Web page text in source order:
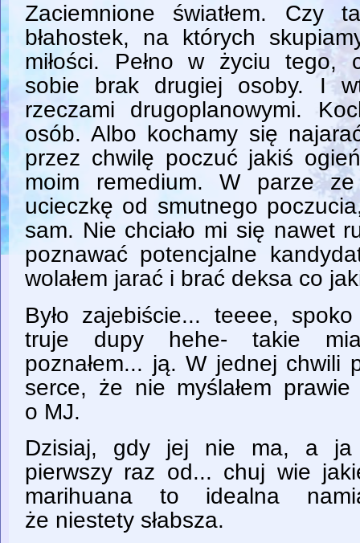
Zaciemnione światłem. Czy
błahostek, na których
miłości. Pełno w życiu tego,
sobie brak drugiej osoby. I
rzeczami drugoplanowymi.
osób. Albo kochamy się
przez chwilę poczuć jakiś
moim remedium. W parze
ucieczkę od smutnego
sam. Nie chciało mi się nawet
poznawać potencjalne
wolałem jarać i brać deksa co
Było zajebiście... teeee,
truje dupy hehe- takie
poznałem... ją. W jednej chwili
serce, że nie myślałem
o MJ.
Dzisiaj, gdy jej nie ma, a ja
pierwszy raz od... chuj wie
marihuana to idealna
że niestety słabsza.